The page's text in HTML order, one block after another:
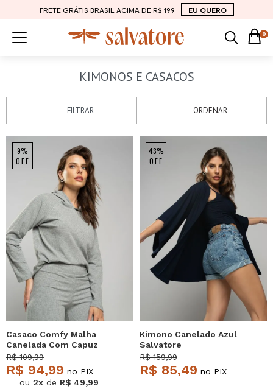
FRETE GRÁTIS BRASIL ACIMA DE R$ 199 EU QUERO
0
KIMONOS E CASACOS
FILTRAR ORDENAR
9%
OFF
Casaco Comfy Malha
Canelada Com Capuz
Mescla Salvatore
R$ 109,99
R$ 94,99 no PIX
ou 2x de R$ 49,99
43%
OFF
Kimono Canelado Azul
Salvatore
R$ 159,99
R$ 85,49 no PIX